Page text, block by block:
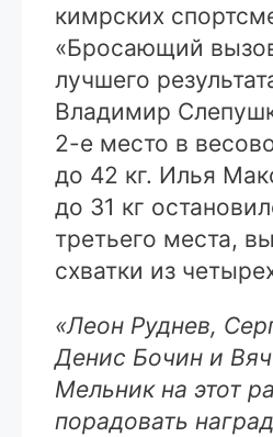
кимрских
«Бросающий
лучшего
Владимир
2-е место в
до 42 кг. Илья
до 31 кг
третьего места,
схватки из
«Леон Руднев,
Денис Бочин и
Мельник на этот
порадовать